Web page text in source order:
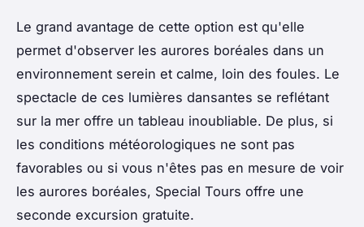
Le grand avantage de cette option est qu'elle
permet d'observer les aurores boréales dans un
environnement serein et calme, loin des foules. Le
spectacle de ces lumières dansantes se reflétant
sur la mer offre un tableau inoubliable. De plus, si
les conditions météorologiques ne sont pas
favorables ou si vous n'êtes pas en mesure de voir
les aurores boréales, Special Tours offre une
seconde excursion gratuite.